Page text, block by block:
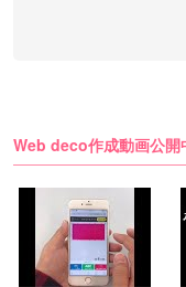
Web deco作成動画公開